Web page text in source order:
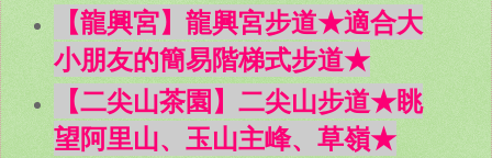
【龍興宮】龍興宮步道★適合大
小朋友的簡易階梯式步道★
【二尖山茶園】二尖山步道★眺
望阿里山、玉山主峰、草嶺★